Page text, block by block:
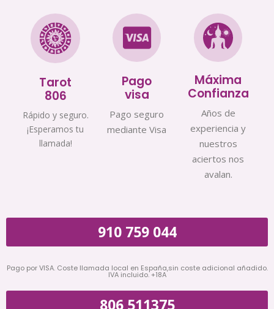
Tarot
806
Rápido y seguro.
¡Esperamos tu
llamada!
Pago
visa
Pago seguro
mediante Visa
Máxima
Confianza
Años de
experiencia y
nuestros
aciertos nos
avalan.
910 759 044
Pago por VISA. Coste llamada local en España,sin coste adicional añadido.
IVA incluido. +18A
806 511375